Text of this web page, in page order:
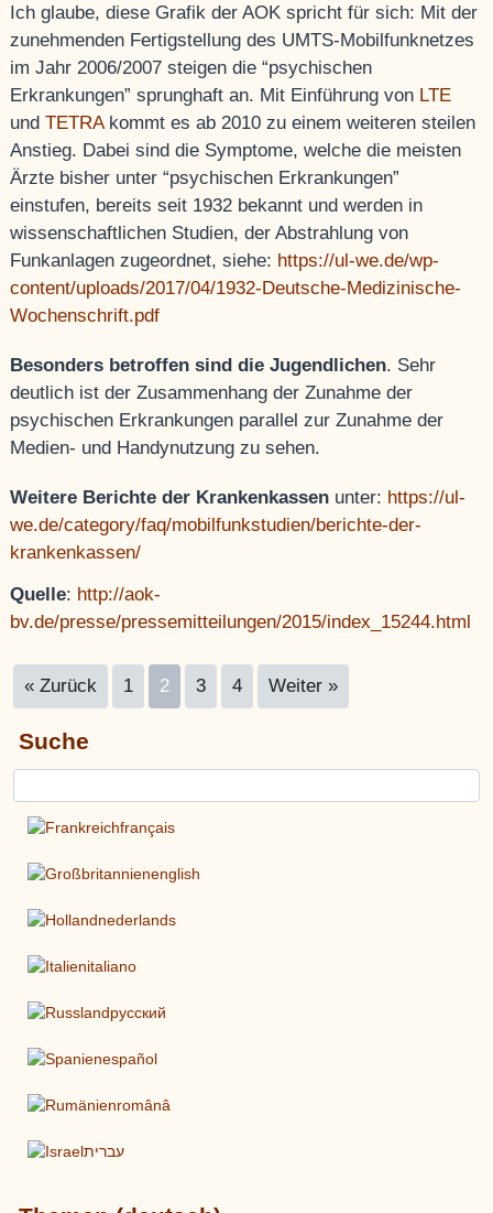
Ich glaube, diese Grafik der AOK spricht für sich: Mit der
zunehmenden Fertigstellung des UMTS-Mobilfunknetzes
im Jahr 2006/2007 steigen die “psychischen
Erkrankungen” sprunghaft an. Mit Einführung von LTE
undTETRAkommt es ab 2010 zu einem weiteren steilen
Anstieg. Dabei sind die Symptome, welche die meisten
Ärzte bisher unter “psychischen Erkrankungen”
einstufen, bereits seit 1932 bekannt und werden in
wissenschaftlichen Studien, der Abstrahlung von
Funkanlagen zugeordnet, siehe: https://ul-we.de/wp-
content/uploads/2017/04/1932-Deutsche-Medizinische-
Wochenschrift.pdf
Besonders betroffen sind die Jugendlichen. Sehr
deutlich ist der Zusammenhang der Zunahme der
psychischen Erkrankungen parallel zur Zunahme der
Medien- und Handynutzung zu sehen.
Weitere Berichte der Krankenkassen unter: https://ul-
we.de/category/faq/mobilfunkstudien/berichte-der-
krankenkassen/
Quelle: http://aok-
bv.de/presse/pressemitteilungen/2015/index_15244.html
« Zurück 1 2 3 4 Weiter »
Suche
français
english
nederlands
italiano
pусский
español
românâ
עברית